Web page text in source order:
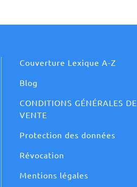
Couverture Lexique A-Z
Blog
CONDITIONS GÉNÉRALES DE
VENTE
Protection des données
Révocation
Mentions légales